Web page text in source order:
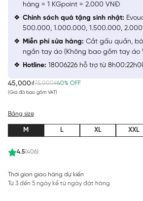
45,000₫75,000₫40% OFF
(Giá đã bao gồm VAT)
4.5(406)
Bảng size
M L XL XXL
Thời gian giao hàng dự kiến
Từ 3 đến 5 ngày kể từ ngày đặt hàng
hàng = 1 KGpoint = 2.000 VNĐ
Chính sách quà tặng sinh nhật:
500.000, 1.000.000, 1.500.000,
Miễn phí sửa hàng: Cắt gấu quần,
ngắn tay áo (Không bao gồm tay áo
Hotline: 18006226 hỗ trợ từ